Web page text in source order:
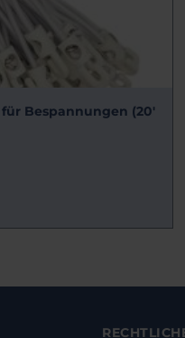
Bespannungen (20'